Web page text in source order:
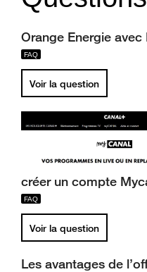
Orange Energie
Voir la question
créer un compte
Voir la question
Les avantages de